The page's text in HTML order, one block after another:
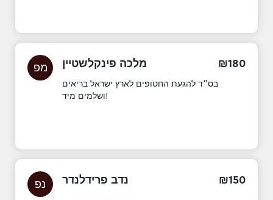
מפ מלכה פינקלשטיין ₪180
בס״ד להגעת החטופים לארץ ישראל בריאים
ושלמים מיד!
נפ נדב פרידלנדר ₪150